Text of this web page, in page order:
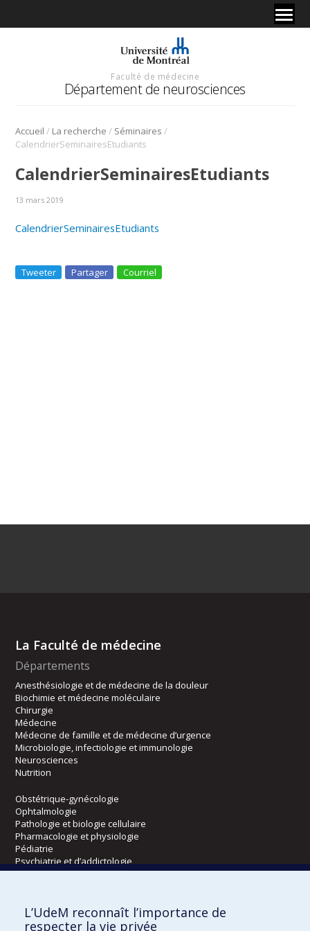
Faculté de médecine
Département de neurosciences
Accueil / La recherche / Séminaires /
CalendrierSeminairesEtudiants
CalendrierSeminairesEtudiants
13 mars 2019
CalendrierSeminairesEtudiants
Tweeter Partager Courriel
La Faculté de médecine
Départements
Anesthésiologie et de médecine de la douleur
Biochimie et médecine moléculaire
Chirurgie
Médecine
Médecine de famille et de médecine d’urgence
Microbiologie, infectiologie et immunologie
Neurosciences
Nutrition
Obstétrique-gynécologie
Ophtalmologie
Pathologie et biologie cellulaire
Pharmacologie et physiologie
Pédiatrie
Psychiatrie et d’addictologie
Radiologie, radio-oncologie et médecine nucléaire
Écoles
L’UdeM reconnaît l’importance de
respecter la vie privée